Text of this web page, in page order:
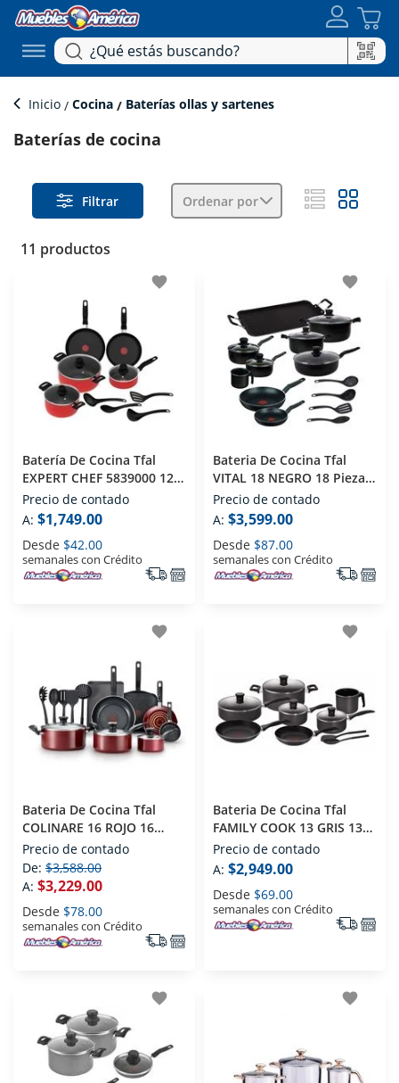
Inicio Cocina Baterías ollas y sartenes
Baterías de cocina
Filtrar Ordenar por
11 productos
favorite
Batería De Cocina Tfal
EXPERT CHEF 5839000 12
Piezas Rojo
Precio de contado
A: $1,749.00
Desde $42.00
semanales con Crédito
favorite
Bateria De Cocina Tfal
VITAL 18 NEGRO 18 Piezas
Negro
Precio de contado
A: $3,599.00
Desde $87.00
semanales con Crédito
favorite
Bateria De Cocina Tfal
COLINARE 16 ROJO 16
Piezas Rojo
Precio de contado
De: $3,588.00
A: $3,229.00
Desde $78.00
semanales con Crédito
favorite
Bateria De Cocina Tfal
FAMILY COOK 13 GRIS 13
Piezas Gris
Precio de contado
A: $2,949.00
Desde $69.00
semanales con Crédito
favorite favorite